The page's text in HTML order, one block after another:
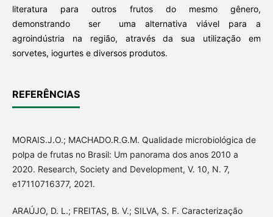
literatura para outros frutos do mesmo gênero,
demonstrando ser uma alternativa viável para a
agroindústria na região, através da sua utilização em
sorvetes, iogurtes e diversos produtos.
REFERÊNCIAS
MORAIS.J.O.; MACHADO.R.G.M. Qualidade microbiológica de
polpa de frutas no Brasil: Um panorama dos anos 2010 a
2020. Research, Society and Development, V. 10, N. 7,
e17110716377, 2021.
ARAÚJO, D. L.; FREITAS, B. V.; SILVA, S. F. Caracterização